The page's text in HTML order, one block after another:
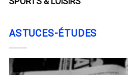
ASTUCES-ÉTUDES